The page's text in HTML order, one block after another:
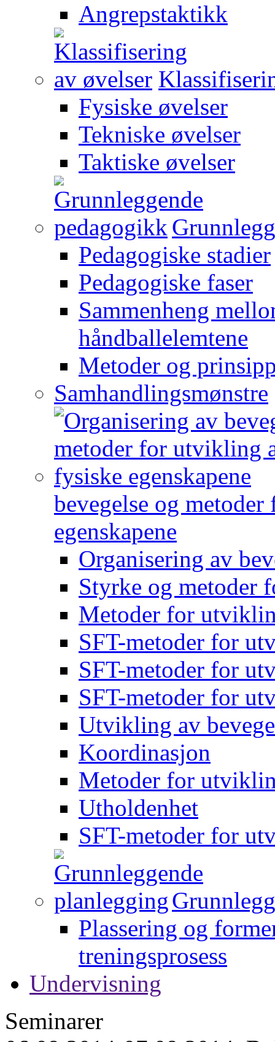
Angrepstaktikk
Fysiske øvelser
Tekniske øvelser
Taktiske øvelser
Pedagogiske stadier
Pedagogiske faser
Sammenheng
håndballelemtene
Metoder og
Samhandlingsmønstre
bevegelse og
egenskapene
Organisering av
Styrke og metoder
Metoder for
SFT-metoder for
SFT-metoder for
SFT-metoder for
Utvikling av
Koordinasjon
Metoder for
Utholdenhet
SFT-metoder for
Plassering og
treningsprosess
Undervisning
Seminarer